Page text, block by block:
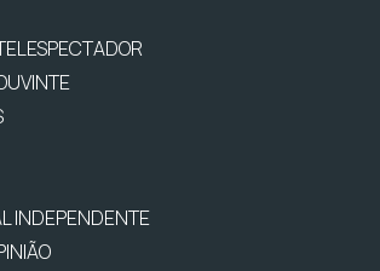
INDEPENDENTE